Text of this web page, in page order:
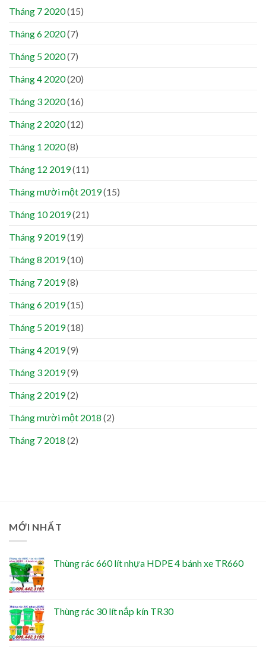
Tháng 7 2020(15)
Tháng 6 2020(7)
Tháng 5 2020(7)
Tháng 4 2020(20)
Tháng 3 2020(16)
Tháng 2 2020(12)
Tháng 1 2020(8)
Tháng 12 2019(11)
Tháng mười một 2019(15)
Tháng 10 2019(21)
Tháng 9 2019(19)
Tháng 8 2019(10)
Tháng 7 2019(8)
Tháng 6 2019(15)
Tháng 5 2019(18)
Tháng 4 2019(9)
Tháng 3 2019(9)
Tháng 2 2019(2)
Tháng mười một 2018 (2)
Tháng 7 2018 (2)
MỚI NHẤT
Thùng rác 660 lít nhựa HDPE 4 bánh xe TR660
Thùng rác 30 lít nắp kín TR30